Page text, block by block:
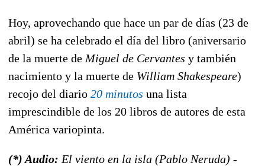
Hoy, aprovechando que hace un par de días (23 de
abril) se ha celebrado el día del libro (aniversario
de la muerte de Miguel de Cervantes y también
nacimiento y la muerte de William Shakespeare)
recojo del diario 20 minutos una lista
imprescindible de los 20 libros de autores de esta
América variopinta.
(*) Audio: El viento en la isla (Pablo Neruda) -